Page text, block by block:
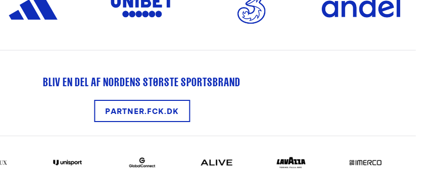
BLIV EN DEL AF NORDENS STØRSTE SPORTSBRAND
PARTNER.FCK.DK